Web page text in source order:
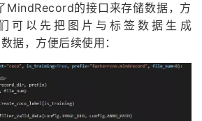
MindRecord的接口来存储数据，方
可以先把图片与标签数据生成
据，方便后续使用：